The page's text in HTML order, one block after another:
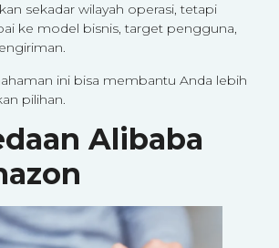
sekadar wilayah operasi, tetapi
ke model bisnis, target pengguna,
ini bisa membantu Anda lebih
pilihan.
Alibaba